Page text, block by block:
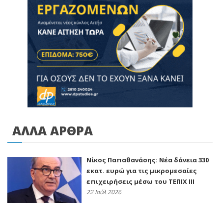
ΑΛΛΑ ΑΡΘΡΑ
Νίκος Παπαθανάσης: Νέα δάνεια 330
εκατ. ευρώ για τις μικρομεσαίες
επιχειρήσεις μέσω του ΤΕΠΙΧ ΙΙΙ
22 Ιούλ 2026